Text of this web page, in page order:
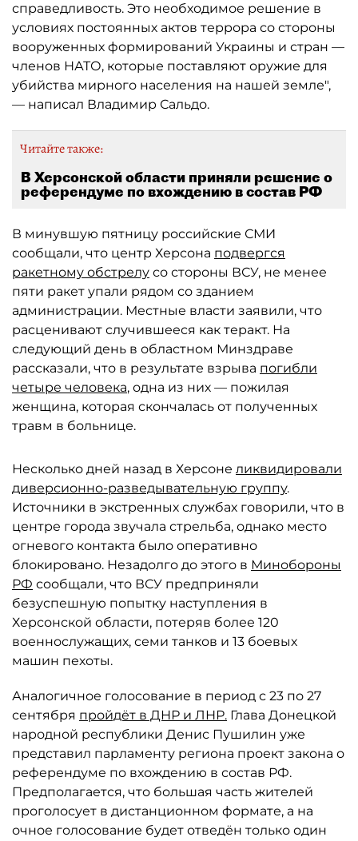
справедливость. Это необходимое решение в
условиях постоянных актов террора со стороны
вооруженных формирований Украины и стран —
членов НАТО, которые поставляют оружие для
убийства мирного населения на нашей земле",
— написал Владимир Сальдо.
Читайте также:
В Херсонской области приняли решение о
референдуме по вхождению в состав РФ
В минувшую пятницу российские СМИ
сообщали, что центр Херсона подвергся
ракетному обстрелу со стороны ВСУ, не менее
пяти ракет упали рядом со зданием
администрации. Местные власти заявили, что
расценивают случившееся как теракт. На
следующий день в областном Минздраве
рассказали, что в результате взрыва погибли
четыре человека, одна из них — пожилая
женщина, которая скончалась от полученных
травм в больнице.
Несколько дней назад в Херсоне ликвидировали
диверсионно-разведывательную группу.
Источники в экстренных службах говорили, что в
центре города звучала стрельба, однако место
огневого контакта было оперативно
блокировано. Незадолго до этого в Минобороны
РФ сообщали, что ВСУ предприняли
безуспешную попытку наступления в
Херсонской области, потеряв более 120
военнослужащих, семи танков и 13 боевых
машин пехоты.
Аналогичное голосование в период с 23 по 27
сентября пройдёт в ДНР и ЛНР. Глава Донецкой
народной республики Денис Пушилин уже
представил парламенту региона проект закона о
референдуме по вхождению в состав РФ.
Предполагается, что большая часть жителей
проголосует в дистанционном формате, а на
очное голосование будет отведён только один